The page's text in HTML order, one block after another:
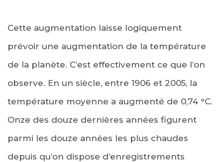
Cette augmentation laisse logiquement
prévoir une augmentation de la température
de la planète. C’est effectivement ce que l’on
observe. En un siècle, entre 1906 et 2005, la
température moyenne a augmenté de 0,74 °C.
Onze des douze dernières années figurent
parmi les douze années les plus chaudes
depuis qu’on dispose d’enregistrements